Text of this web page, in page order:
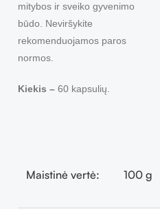
mitybos ir sveiko gyvenimo
būdo. Neviršykite
rekomenduojamos paros
normos.
Kiekis – 60 kapsulių.
Maistinė vertė: 100 g